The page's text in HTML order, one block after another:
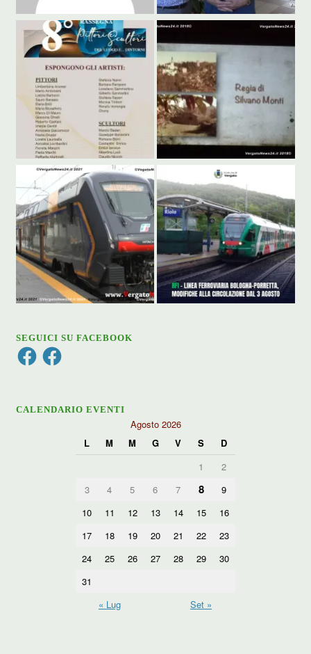
SEGUICI SU FACEBOOK
FacebookFacebook
CALENDARIO EVENTI
Agosto 2026
L
M M G V S
D
1
2
3
4 5 6 7 8
9
10
11 12 13 14 15
16
17
18 19 20 21 22
23
24
25 26 27 28 29
30
31
« Lug
Set »